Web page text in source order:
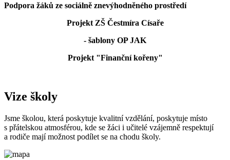
Podpora žáků ze sociálně znevýhodněného prostředí
Projekt ZŠ Čestmíra Císaře
- šablony OP JAK
Projekt "Finanční kořeny"
Vize školy
Jsme školou, která poskytuje kvalitní vzdělání, poskytuje místo
s přátelskou atmosférou, kde se žáci i učitelé vzájemně respektují
a rodiče mají možnost podílet se na chodu školy.